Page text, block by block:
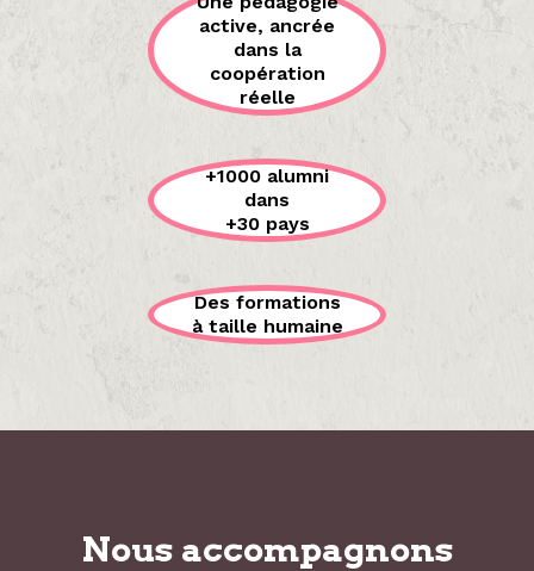
active, ancrée
dans la
coopération
réelle
+1000 alumni
dans
+30 pays
Des formations
à taille humaine
Nous accompagnons